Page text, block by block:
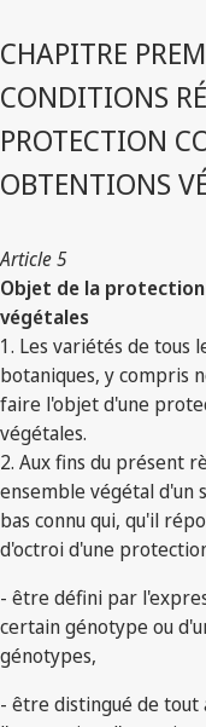
CHAPITRE
CONDITIONS
PROTECTION
OBTENTIONS
Article 5
Objet de la
végétales
1. Les variétés de tous
botaniques, y compris
faire l'objet d'une
végétales.
2. Aux fins du présent
ensemble végétal d'un
bas connu qui, qu'il
d'octroi d'une
- être défini par
certain génotype ou
génotypes,
- être distingué de